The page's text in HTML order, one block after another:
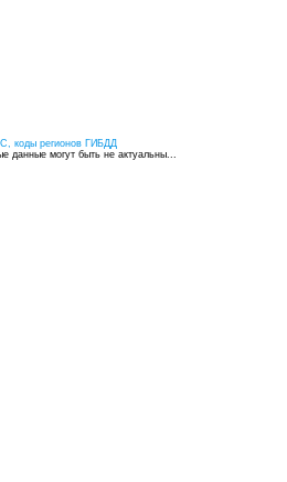
коды регионов ГИБДД
данные могут быть не актуальны...